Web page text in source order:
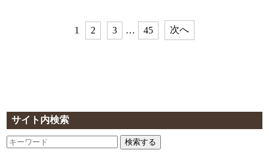
サイト内検索
検索する
1 2 3 … 45 次へ